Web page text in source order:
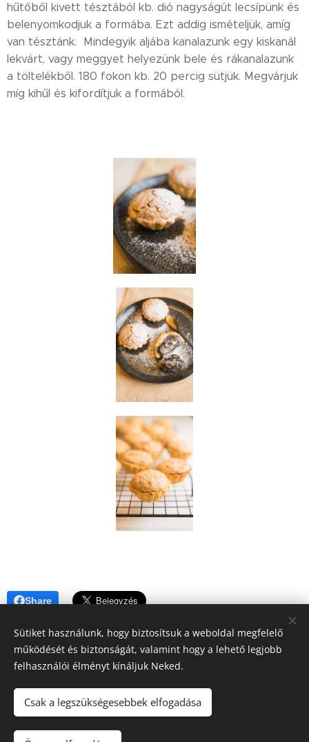
hűtőből kivett tésztából kb. dió nagyságút lecsípünk és
belenyomkodjuk a formába. Ezt addig ismételjük, amíg
van tésztánk. Mindegyik aljába kanalazunk egy kiskanál
lekvárt, vagy meggyet helyezünk bele és rákanalazunk
a töltelékből. 180 fokon kb. 20 percig sütjük. Megvárjuk
míg kihűl és kifordítjuk a formából.
Share
A blogban megjelenő tartalomra (receptek, írások, fotók, stb.)
a szerzői jogról szóló 2016. évi XCIII. törvény
vonatkozik.Kérem, hogy felhasználásához kérjen engedélyt!
Sütiket használunk, hogy biztosítsuk a weboldal megfelelő
működését és biztonságát, valamint hogy a lehető legjobb
felhasználói élményt kínáljuk Neked.
Csak a legszükségesebbek elfogadása